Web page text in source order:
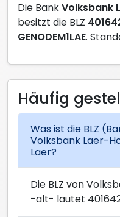
Die BankVolksbank
besitzt die BLZ
GENODEM1LAE.
Häufig
Was ist die BLZ
Volksbank Laer-
Laer?
Die BLZ von
-alt- lautet